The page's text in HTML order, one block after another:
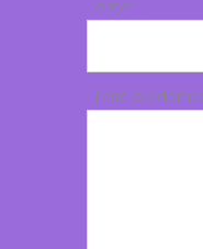
Temat
Treść